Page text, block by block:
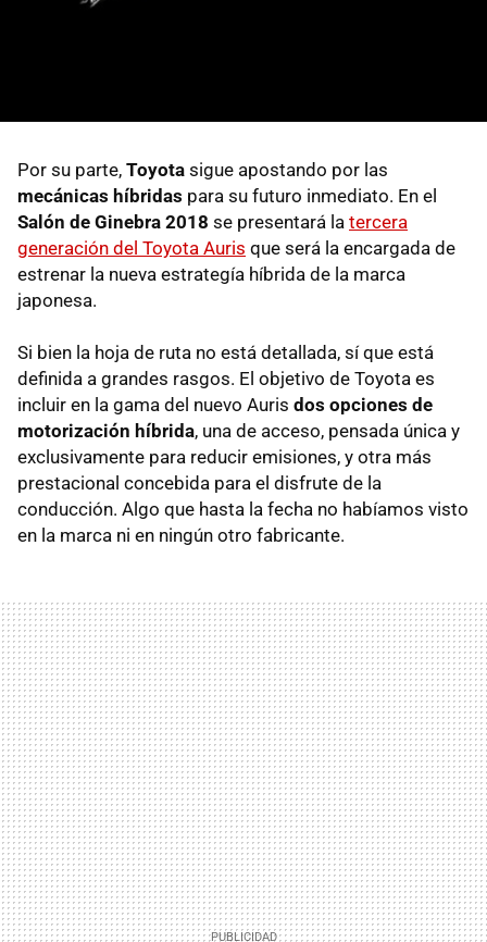
Por su parte, Toyota sigue apostando por las
mecánicas híbridas para su futuro inmediato. En el
Salón de Ginebra 2018 se presentará la tercera
generación del Toyota Auris que será la encargada de
estrenar la nueva estrategía híbrida de la marca
japonesa.
Si bien la hoja de ruta no está detallada, sí que está
definida a grandes rasgos. El objetivo de Toyota es
incluir en la gama del nuevo Auris dos opciones de
motorización híbrida, una de acceso, pensada única y
exclusivamente para reducir emisiones, y otra más
prestacional concebida para el disfrute de la
conducción. Algo que hasta la fecha no habíamos visto
en la marca ni en ningún otro fabricante.